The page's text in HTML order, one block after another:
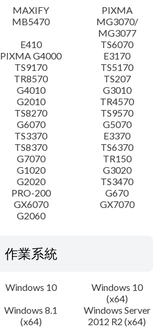
MAXIFY
MB5470
PIXMA
MG3070/
MG3077
E410
TS6070
PIXMA G4000
E3170
TS9170
TS5170
TR8570
TS207
G4010
G3010
G2010
TR4570
TS8270
TS9570
G6070
G5070
TS3370
E3370
TS8370
TS6370
G7070
TR150
G1020
G3020
G2020
TS3470
PRO-200
G670
GX6070
GX7070
G2060
作業系統
Windows 10
Windows 10
(x64)
Windows 8.1
(x64)
Windows Server
2012 R2 (x64)